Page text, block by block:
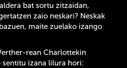
bat sortu zitzaidan,
zaio neskari? Neskak
maite zuelako izango
rean Charlottekin
izana lilura hori: